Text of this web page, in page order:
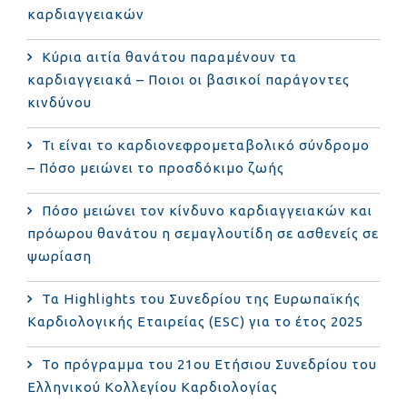
καρδιαγγειακών
Κύρια αιτία θανάτου παραμένουν τα
καρδιαγγειακά – Ποιοι οι βασικοί παράγοντες
κινδύνου
Τι είναι το καρδιονεφρομεταβολικό σύνδρομο
– Πόσο μειώνει το προσδόκιμο ζωής
Πόσο μειώνει τον κίνδυνο καρδιαγγειακών και
πρόωρου θανάτου η σεμαγλουτίδη σε ασθενείς σε
ψωρίαση
Τα Highlights του Συνεδρίου της Ευρωπαϊκής
Καρδιολογικής Εταιρείας (ESC) για το έτος 2025
Το πρόγραμμα του 21ου Ετήσιου Συνεδρίου του
Ελληνικού Κολλεγίου Καρδιολογίας